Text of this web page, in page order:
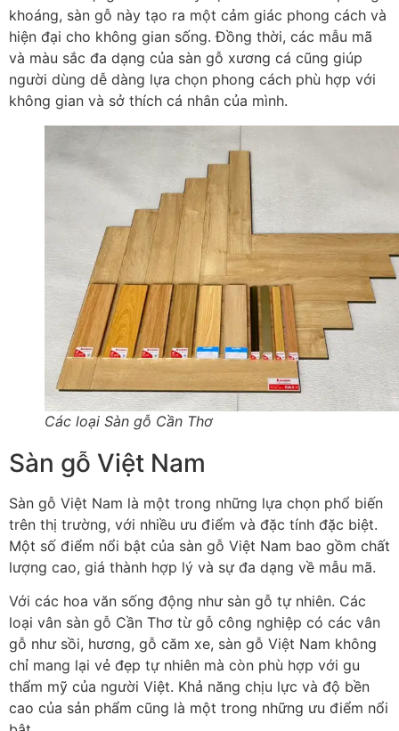
khoáng, sàn gỗ này tạo ra một cảm giác phong cách và
hiện đại cho không gian sống. Đồng thời, các mẫu mã
và màu sắc đa dạng của sàn gỗ xương cá cũng giúp
người dùng dễ dàng lựa chọn phong cách phù hợp với
không gian và sở thích cá nhân của mình.
Các loại Sàn gỗ Cần Thơ
Sàn gỗ Việt Nam
Sàn gỗ Việt Nam là một trong những lựa chọn phổ biến
trên thị trường, với nhiều ưu điểm và đặc tính đặc biệt.
Một số điểm nổi bật của sàn gỗ Việt Nam bao gồm chất
lượng cao, giá thành hợp lý và sự đa dạng về mẫu mã.
Với các hoa văn sống động như sàn gỗ tự nhiên. Các
loại vân sàn gỗ Cần Thơ từ gỗ công nghiệp có các vân
gỗ như sồi, hương, gỗ căm xe, sàn gỗ Việt Nam không
chỉ mang lại vẻ đẹp tự nhiên mà còn phù hợp với gu
thẩm mỹ của người Việt. Khả năng chịu lực và độ bền
cao của sản phẩm cũng là một trong những ưu điểm nổi